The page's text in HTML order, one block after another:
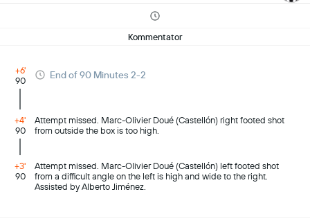
Kommentator
+6'
90
End of 90 Minutes 2-2
+4'
90
Attempt missed. Marc-Olivier Doué (Castellón) right footed shot
from outside the box is too high.
+3'
90
Attempt missed. Marc-Olivier Doué (Castellón) left footed shot
from a difficult angle on the left is high and wide to the right.
Assisted by Alberto Jiménez.